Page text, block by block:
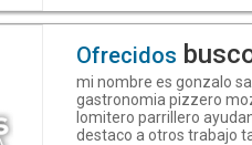
SANTIAGO CAPITAL)
Enviar CV:
Ofrecidos
mi nombre es gonzalo
gastronomia pizzero
lomitero parrillero
destaco a otros trabajo